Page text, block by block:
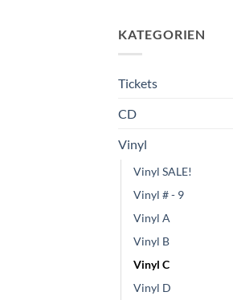
KATEGORIEN
Tickets
CD
Vinyl
Vinyl SALE!
Vinyl # - 9
Vinyl A
Vinyl B
Vinyl C
Vinyl D